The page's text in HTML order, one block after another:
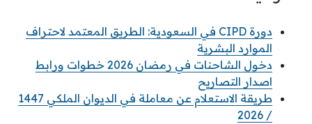
دورة CIPD في السعودية: الطريق المعتمد لاحتراف
الموارد البشرية
دخول الشاحنات في رمضان 2026 خطوات ورابط
اصدار التصاريح
طريقة الاستعلام عن معاملة في الديوان الملكي 1447
/ 2026